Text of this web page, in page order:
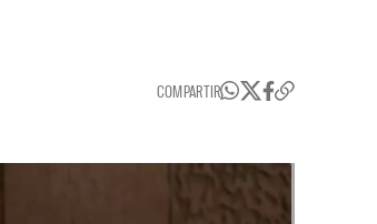
COMPARTIR